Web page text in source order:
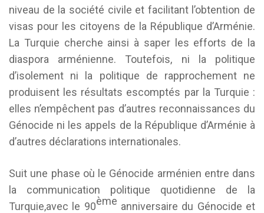
niveau de la société civile et facilitant l’obtention de
visas pour les citoyens de la République d’Arménie.
La Turquie cherche ainsi à saper les efforts de la
diaspora arménienne. Toutefois, ni la politique
d’isolement ni la politique de rapprochement ne
produisent les résultats escomptés par la Turquie :
elles n’empêchent pas d’autres reconnaissances du
Génocide ni les appels de la République d’Arménie à
d’autres déclarations internationales.
Suit une phase où le Génocide arménien entre dans
la communication politique quotidienne de la
Turquie,avec le 90ème anniversaire du Génocide et